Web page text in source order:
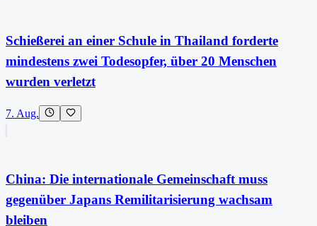
Schießerei an einer Schule in Thailand forderte
mindestens zwei Todesopfer, über 20 Menschen
wurden verletzt
7. Aug.
China: Die internationale Gemeinschaft muss
gegenüber Japans Remilitarisierung wachsam
bleiben